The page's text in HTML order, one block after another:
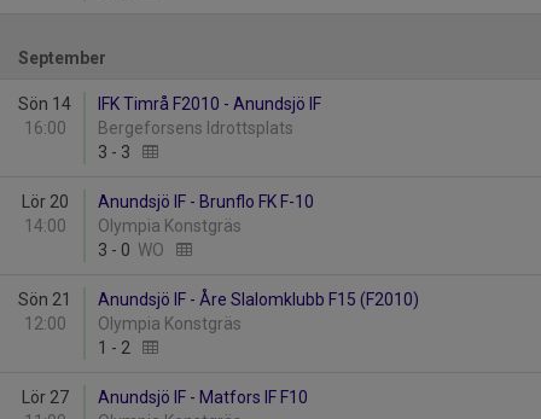
September
Sön 14
16:00
IFK Timrå F2010 - Anundsjö IF
Bergeforsens Idrottsplats
3 - 3
Lör 20
14:00
Anundsjö IF - Brunflo FK F-10
Olympia Konstgräs
3 - 0 WO
Sön 21
12:00
Anundsjö IF - Åre Slalomklubb F15 (F2010)
Olympia Konstgräs
1 - 2
Lör 27
Anundsjö IF - Matfors IF F10